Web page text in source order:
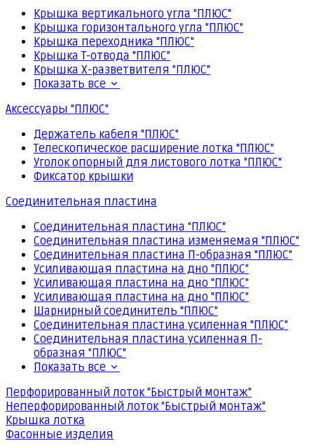
Крышка вертикального угла "ПЛЮС"
Крышка горизонтального угла "ПЛЮС"
Крышка переходника "ПЛЮС"
Крышка Т-отвода "ПЛЮС"
Крышка Х-разветвителя "ПЛЮС"
Показать все
Аксессуары "ПЛЮС"
Держатель кабеля "ПЛЮС"
Телескопическое расширение лотка "ПЛЮС"
Уголок опорный для листового лотка "ПЛЮС"
Фиксатор крышки
Соединительная пластина
Соединительная пластина "ПЛЮС"
Соединительная пластина изменяемая "ПЛЮС"
Соединительная пластина П-образная "ПЛЮС"
Усиливающая пластина на дно "ПЛЮС"
Усиливающая пластина на дно "ПЛЮС"
Усиливающая пластина на дно "ПЛЮС"
Шарнирный соединитель "ПЛЮС"
Соединительная пластина усиленная "ПЛЮС"
Соединительная пластина усиленная П-
образная "ПЛЮС"
Показать все
Перфорированный лоток "Быстрый монтаж"
Неперфорированный лоток "Быстрый монтаж"
Крышка лотка
Фасонные изделия